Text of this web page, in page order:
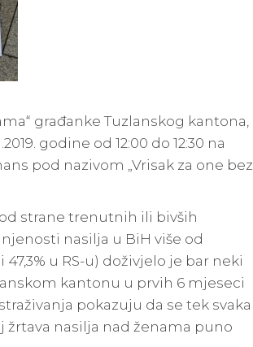
građanke Tuzlanskog kantona,
godine od 12:00 do 12:30 na
pod nazivom „Vrisak za one bez
strane trenutnih ili bivših
nasilja u BiH više od
47,3% u RS-u) doživjelo je bar neki
kantonu u prvih 6 mjeseci
pokazuju da se tek svaka
žrtava nasilja nad ženama puno